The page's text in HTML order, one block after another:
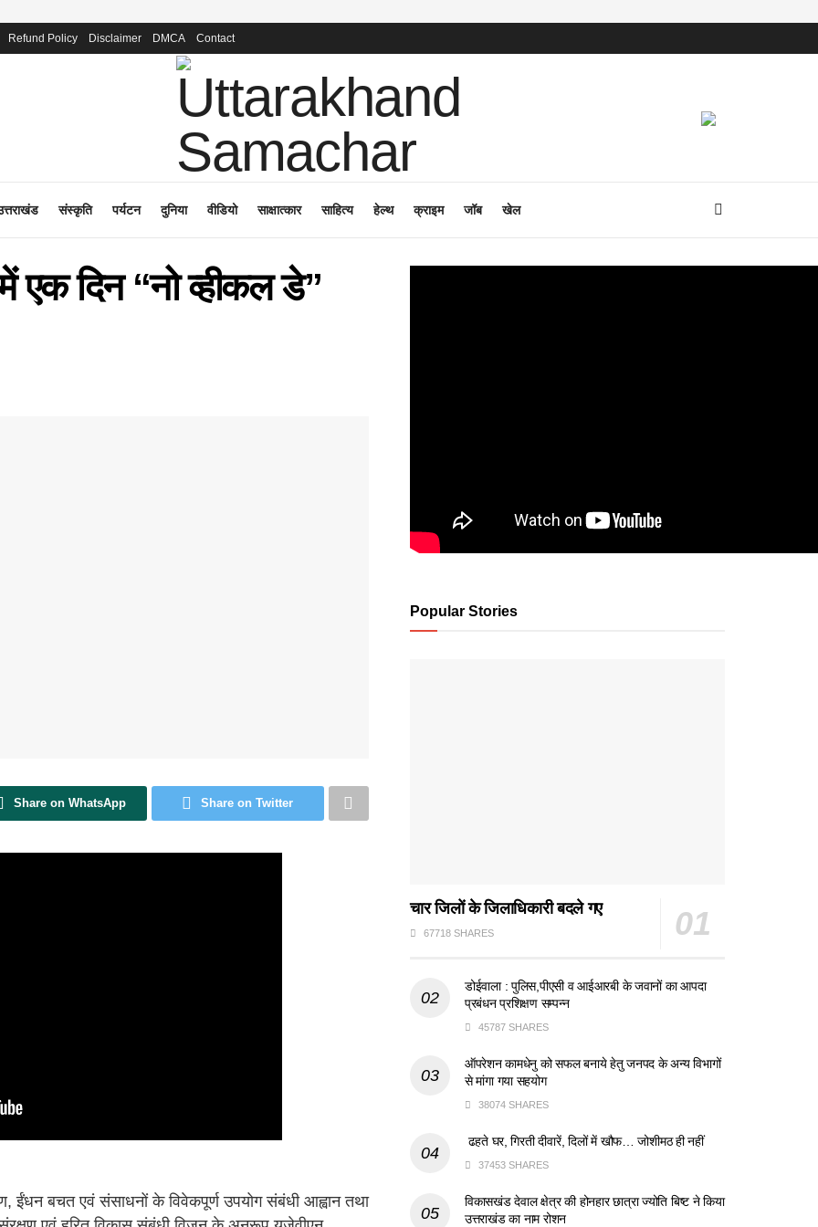
Refund Policy Disclaimer DMCA Contact
संस्कृति पर्यटन दुनिया वीडियो साक्षात्कार साहित्य हेल्थ क्राइम जॉब खेल
एक दिन “नो व्हीकल डे”
Share on WhatsApp Share on Twitter
ईंधन बचत एवं संसाधनों के विवेकपूर्ण उपयोग संबंधी आह्वान तथा
Popular Stories
चार जिलों के जिलाधिकारी बदले गए
67718 SHARES
डोईवाला : पुलिस,पीएसी व आईआरबी के जवानों का आपदा
प्रबंधन प्रशिक्षण सम्पन्न
45787 SHARES
ऑपरेशन कामधेनु को सफल बनाये हेतु जनपद के अन्य विभागों
से मांगा गया सहयोग
38074 SHARES
ढहते घर, गिरती दीवारें, दिलों में खौफ… जोशीमठ ही नहीं
37453 SHARES
विकासखंड देवाल क्षेत्र की होनहार छात्रा ज्योति बिष्ट ने किया
उत्तराखंड का नाम रोशन